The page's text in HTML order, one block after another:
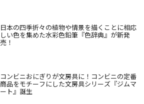
日本の四季折々の植物や情景を描くことに相応
しい色を集めた水彩色鉛筆『色辞典』が新発
売！
コンビニおにぎりが文房具に！コンビニの定番
商品をモチーフにした文房具シリーズ『ジムマ
ート』誕生